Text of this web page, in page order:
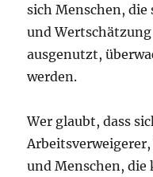
sich Menschen,
und
ausgenutzt,
werden.
Wer glaubt, dass
und Menschen, die